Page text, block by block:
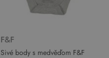
F&F
Sivé body s medvěďom F&F